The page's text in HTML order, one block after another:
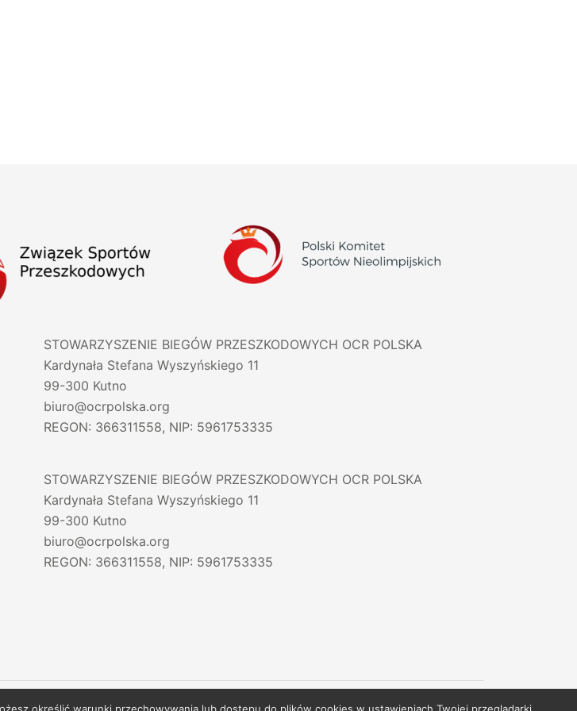
STOWARZYSZENIE BIEGÓW PRZESZKODOWYCH OCR POLSKA
Kardynała Stefana Wyszyńskiego 11
99-300 Kutno
biuro@ocrpolska.org
REGON: 366311558, NIP: 5961753335
STOWARZYSZENIE BIEGÓW PRZESZKODOWYCH OCR POLSKA
Kardynała Stefana Wyszyńskiego 11
99-300 Kutno
biuro@ocrpolska.org
REGON: 366311558, NIP: 5961753335